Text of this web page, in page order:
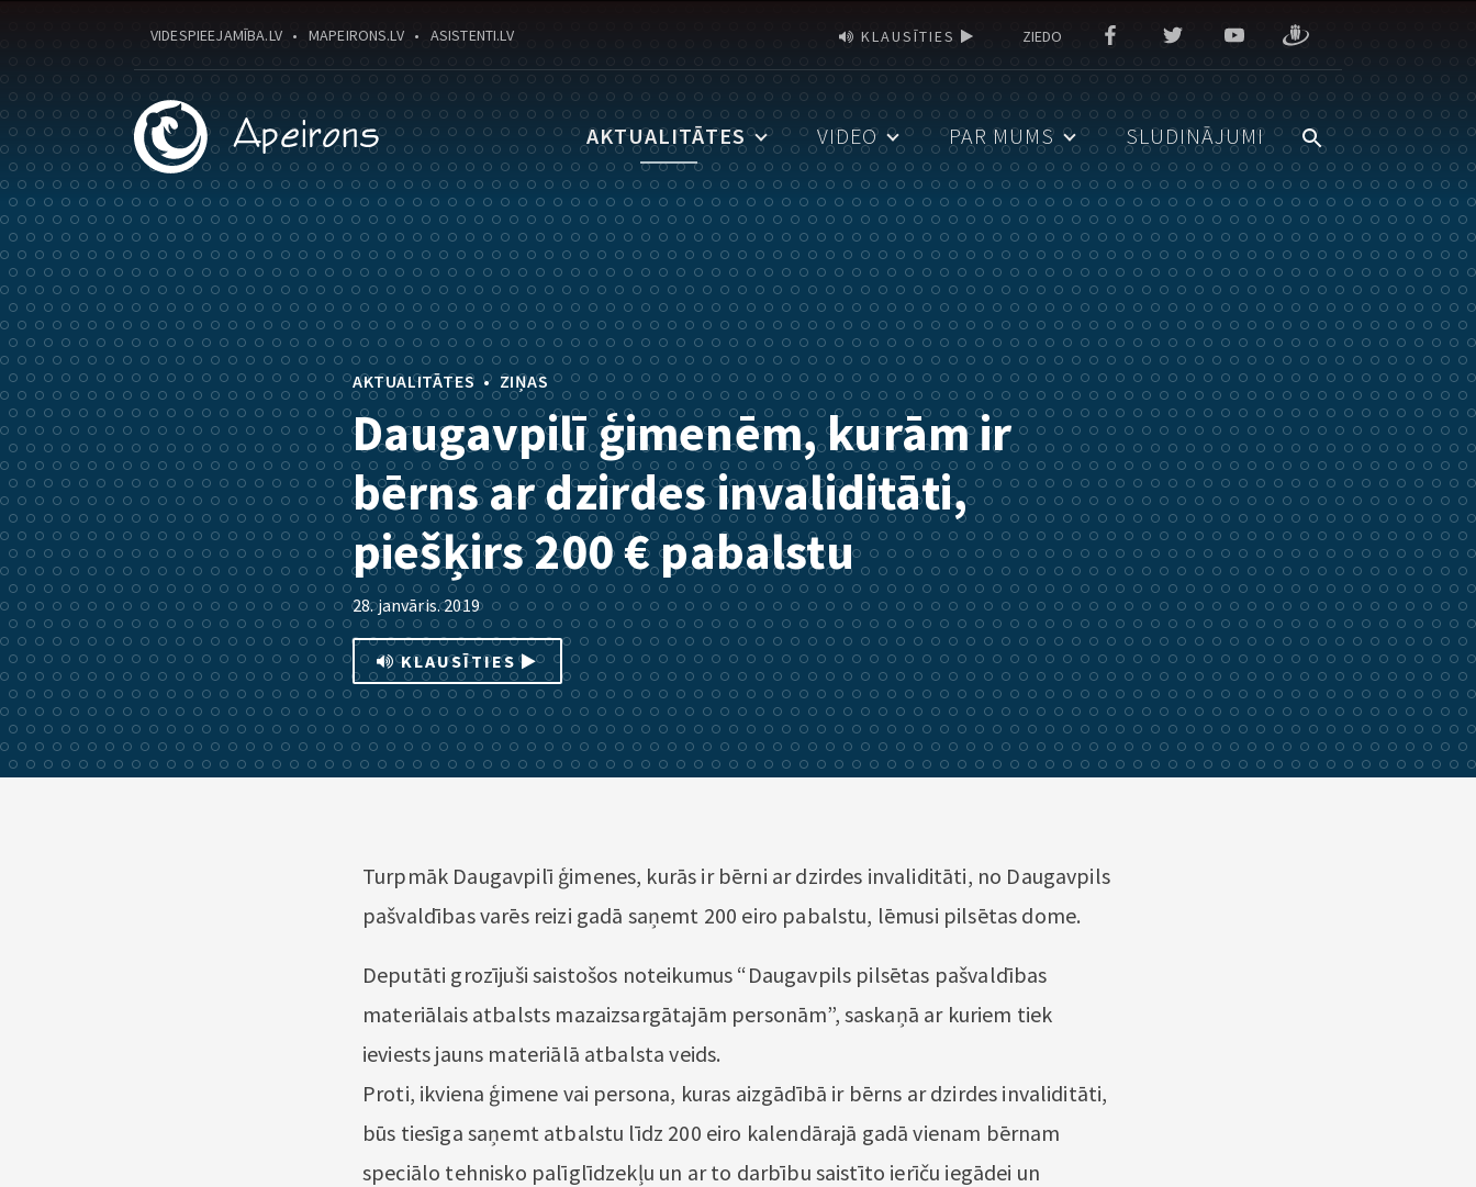
VIDESPIEEJAMĪBA.LV MAPEIRONS.LV ASISTENTI.LV KLAUSĪTIES ZIEDO
AKTUALITĀTES VIDEO PAR MUMS SLUDINĀJUMI
AKTUALITĀTES • ZIŅAS
Daugavpilī ģimenēm, kurām ir
bērns ar dzirdes invaliditāti,
piešķirs 200 € pabalstu
28. janvāris. 2019
KLAUSĪTIES
Turpmāk Daugavpilī ģimenes, kurās ir bērni ar dzirdes invaliditāti, no Daugavpils
pašvaldības varēs reizi gadā saņemt 200 eiro pabalstu, lēmusi pilsētas dome.
Deputāti grozījuši saistošos noteikumus “Daugavpils pilsētas pašvaldības
materiālais atbalsts mazaizsargātajām personām”, saskaņā ar kuriem tiek
ieviests jauns materiālā atbalsta veids.
Proti, ikviena ģimene vai persona, kuras aizgādībā ir bērns ar dzirdes invaliditāti,
būs tiesīga saņemt atbalstu līdz 200 eiro kalendārajā gadā vienam bērnam
speciālo tehnisko palīglīdzekļu un ar to darbību saistīto ierīču iegādei un